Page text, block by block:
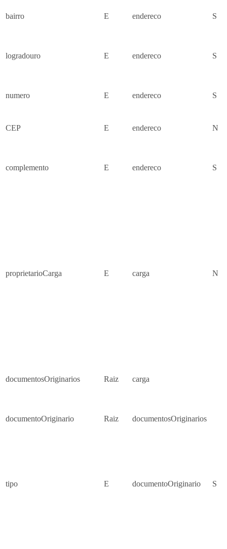
bairro E endereco S
logradouro E endereco S
numero E endereco S
CEP E endereco N
complemento E endereco S
proprietarioCarga E carga N
documentosOriginarios Raiz carga
documentoOriginario Raiz documentosOriginarios
tipo E documentoOriginario S